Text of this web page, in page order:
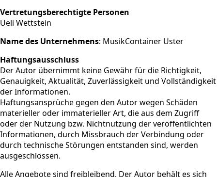
Vertretungsberechtigte Personen
Ueli Wettstein
Name des Unternehmens: MusikContainer Uster
Haftungsausschluss
Der Autor übernimmt keine Gewähr für die Richtigkeit,
Genauigkeit, Aktualität, Zuverlässigkeit und Vollständigkeit
der Informationen.
Haftungsansprüche gegen den Autor wegen Schäden
materieller oder immaterieller Art, die aus dem Zugriff
oder der Nutzung bzw. Nichtnutzung der veröffentlichten
Informationen, durch Missbrauch der Verbindung oder
durch technische Störungen entstanden sind, werden
ausgeschlossen.
Alle Angebote sind freibleibend. Der Autor behält es sich